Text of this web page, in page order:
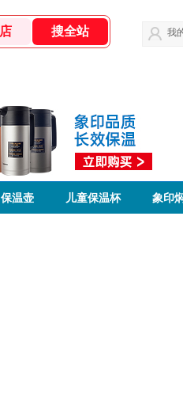
我
保温壶 儿童保温杯 象印